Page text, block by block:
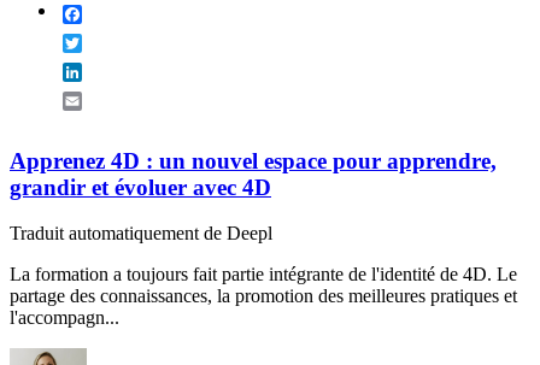
Apprenez 4D : un nouvel espace pour apprendre,
grandir et évoluer avec 4D
Traduit automatiquement de Deepl
La formation a toujours fait partie intégrante de l'identité de 4D. Le
partage des connaissances, la promotion des meilleures pratiques et
l'accompagn...